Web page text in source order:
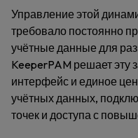
Управление этой
требовало постоянно
учётные данные для
KeeperPAM решает эту
интерфейс и единое
учётных данных,
точек и доступа с